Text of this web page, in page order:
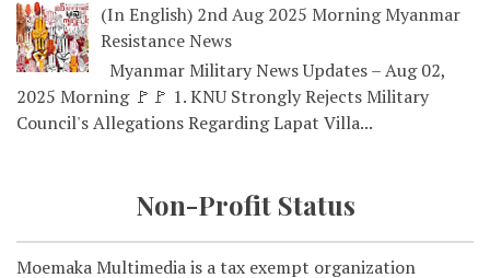
(In English) 2nd Aug 2025 Morning Myanmar
Resistance News
Myanmar Military News Updates – Aug 02,
2025 Morning 🚩🚩 1. KNU Strongly Rejects Military
Council's Allegations Regarding Lapat Villa...
Non-Profit Status
Moemaka Multimedia is a tax exempt organization